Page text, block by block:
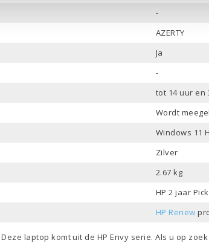
-
AZERTY
Ja
-
tot 14 uur en
Wordt
Windows 11
Zilver
2.67 kg
HP 2 jaar
HP Renew
Deze laptop komt uit de HP Envy serie. Als u op